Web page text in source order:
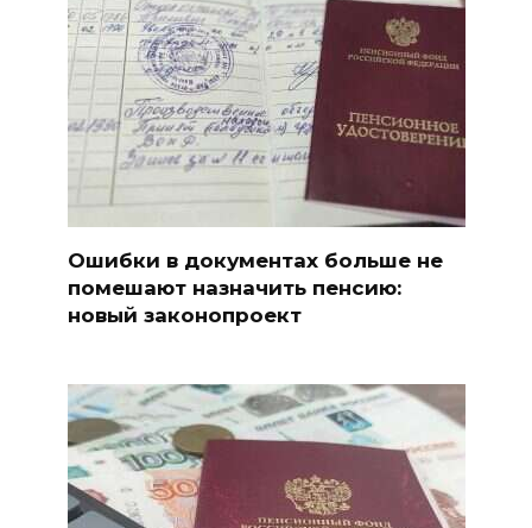
Ошибки в документах больше не
помешают назначить пенсию:
новый законопроект